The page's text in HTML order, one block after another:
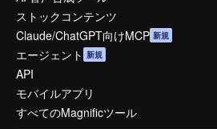
ストックコンテンツ
Claude/ChatGPT向けMCP 新規
エージェント 新規
API
モバイルアプリ
すべてのMagnificツール